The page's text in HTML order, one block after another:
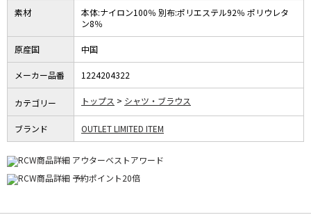
素材
本体:ナイロン100％ 別布:ポリエステル92％ ポリウレタ
ン8％
原産国 中国
メーカー品番 1224204322
カテゴリー トップス シャツ・ブラウス
ブランド OUTLET LIMITED ITEM